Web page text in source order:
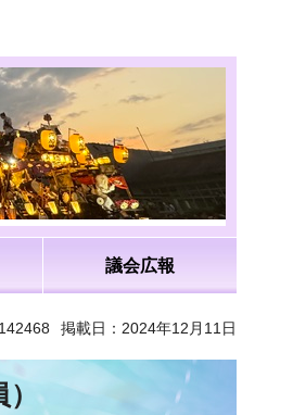
議会広報
掲載日：2024年12月11日